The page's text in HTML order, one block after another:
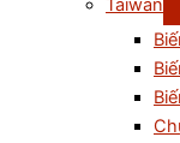
Taiwan